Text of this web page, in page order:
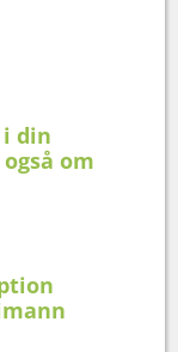
din
om